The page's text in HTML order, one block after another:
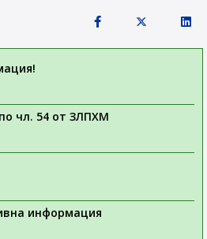
чл. 54 от ЗЛПХМ
информация